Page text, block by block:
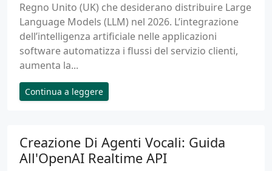
Regno Unito (UK) che desiderano distribuire Large
Language Models (LLM) nel 2026. L’integrazione
dell’intelligenza artificiale nelle applicazioni
software automatizza i flussi del servizio clienti,
aumenta la...
Continua a leggere
Creazione Di Agenti Vocali: Guida
All'OpenAI Realtime API